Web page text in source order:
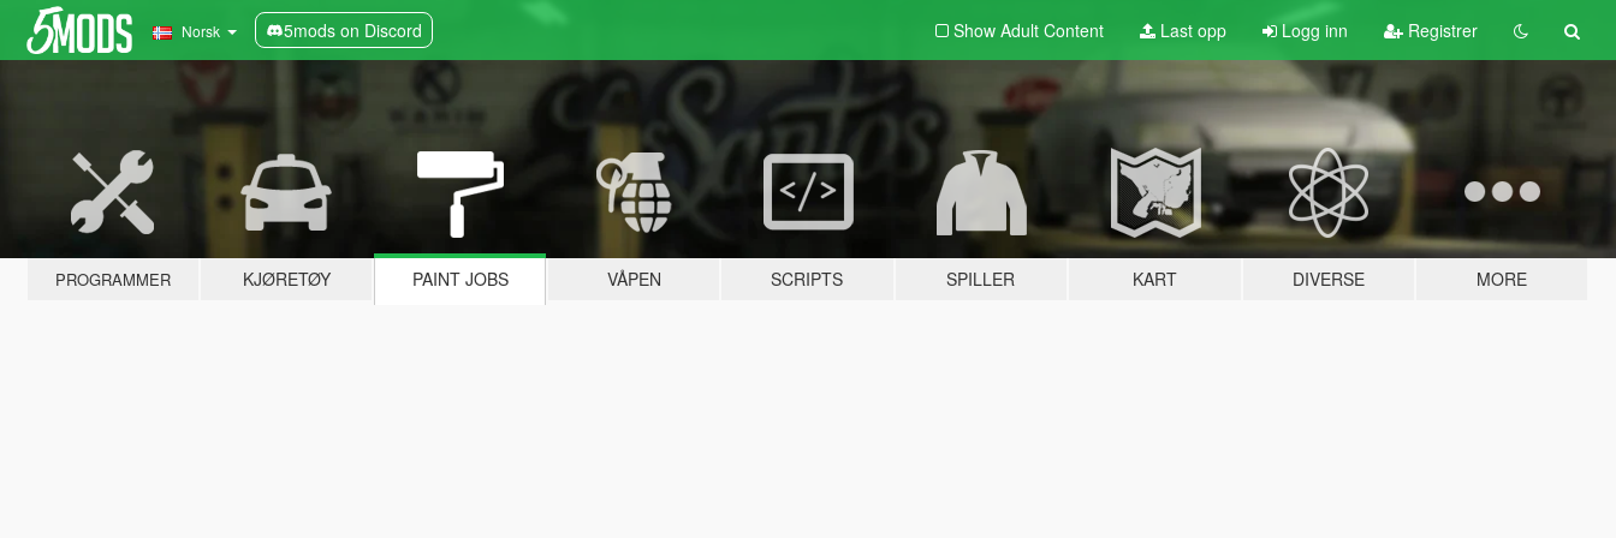
Norsk 5mods on Discord Show Adult Content Last opp Logg inn Registrer
PROGRAMMER KJØRETØY PAINT JOBS VÅPEN SCRIPTS SPILLER KART DIVERSE MORE